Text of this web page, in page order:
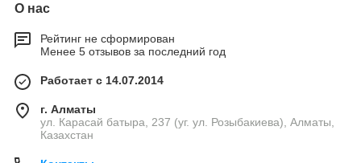
О нас
Рейтинг не сформирован
Менее 5 отзывов за последний год
Работает с 14.07.2014
г. Алматы
ул. Карасай батыра, 237 (уг. ул. Розыбакиева), Алматы,
Казахстан